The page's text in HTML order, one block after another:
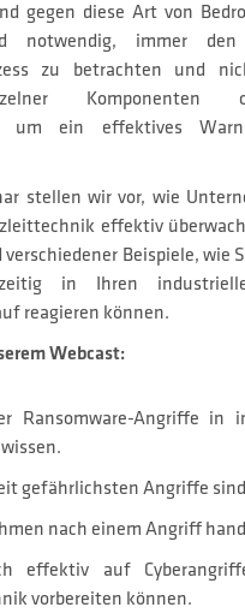
gegen diese Art von
notwendig, immer den
zu betrachten und
Komponenten
um ein effektives
stellen wir vor, wie
effektiv
Beispiele, wie
in Ihren
reagieren können.
Webcast:
Ransomware-Angriffe in
gefährlichsten Angriffe
nach einem Angriff
effektiv auf
vorbereiten können.